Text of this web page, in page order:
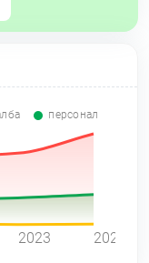
персонал
2023 2024